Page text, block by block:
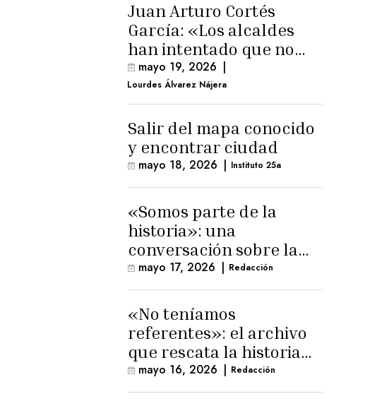
Juan Arturo Cortés
García: «Los alcaldes
han intentado que no
exista el terreno
comunal»
mayo 19, 2026 |
Lourdes Álvarez Nájera
Salir del mapa conocido
y encontrar ciudad
mayo 18, 2026 | Instituto 25a
«Somos parte de la
historia»: una
conversación sobre la
memoria trans
masculina
mayo 17, 2026 | Redacción
«No teníamos
referentes»: el archivo
que rescata la historia
trans masculina en
Latinoamérica
mayo 16, 2026 | Redacción